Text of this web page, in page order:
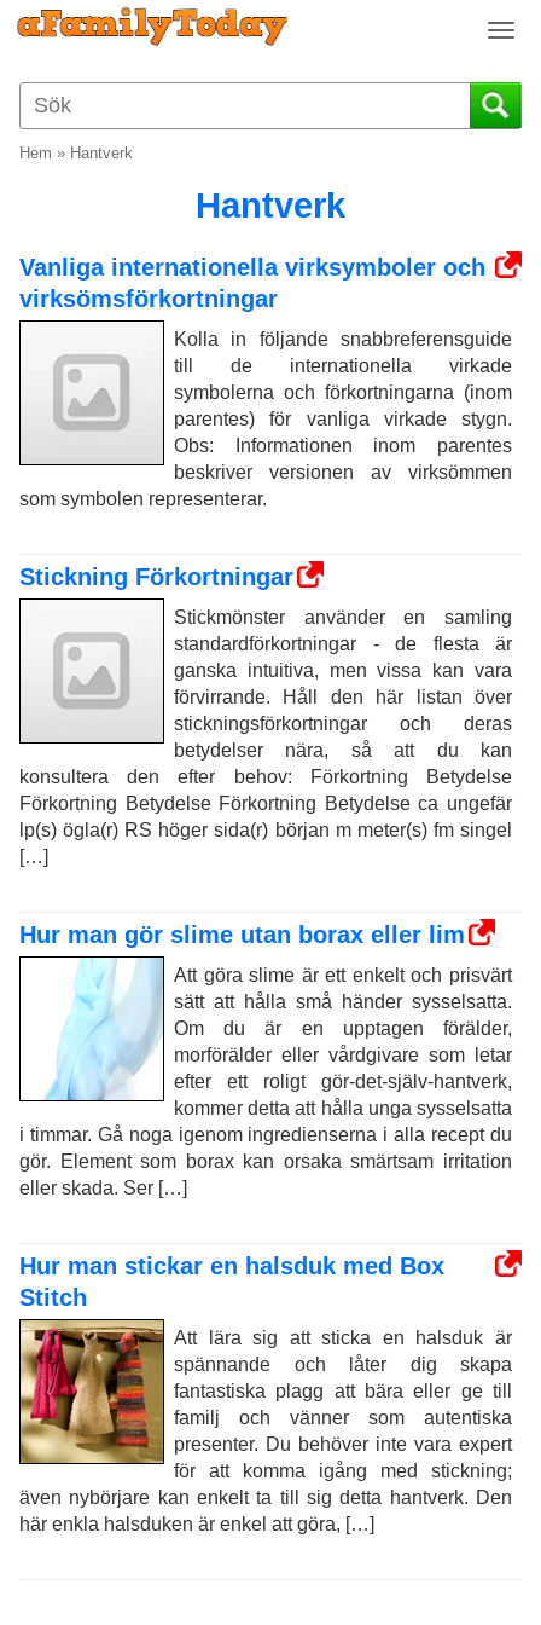
T
g
g
i
t
i
o
n
Hem » Hantverk
Hantverk
Vanliga internationella virksymboler och
virksömsförkortningar
Kolla in följande snabbreferensguide
till de internationella virkade
symbolerna och förkortningarna (inom
parentes) för vanliga virkade stygn.
Obs: Informationen inom parentes
beskriver versionen av virksömmen
som symbolen representerar.
Stickning Förkortningar
Stickmönster använder en samling
standardförkortningar - de flesta är
ganska intuitiva, men vissa kan vara
förvirrande. Håll den här listan över
stickningsförkortningar och deras
betydelser nära, så att du kan
konsultera den efter behov: Förkortning Betydelse
Förkortning Betydelse Förkortning Betydelse ca ungefär
lp(s) ögla(r) RS höger sida(r) början m meter(s) fm singel
[…]
Hur man gör slime utan borax eller lim
Att göra slime är ett enkelt och prisvärt
sätt att hålla små händer sysselsatta.
Om du är en upptagen förälder,
morförälder eller vårdgivare som letar
efter ett roligt gör-det-själv-hantverk,
kommer detta att hålla unga sysselsatta
i timmar. Gå noga igenom ingredienserna i alla recept du
gör. Element som borax kan orsaka smärtsam irritation
eller skada. Ser […]
Hur man stickar en halsduk med Box
Stitch
Att lära sig att sticka en halsduk är
spännande och låter dig skapa
fantastiska plagg att bära eller ge till
familj och vänner som autentiska
presenter. Du behöver inte vara expert
för att komma igång med stickning;
även nybörjare kan enkelt ta till sig detta hantverk. Den
här enkla halsduken är enkel att göra, […]